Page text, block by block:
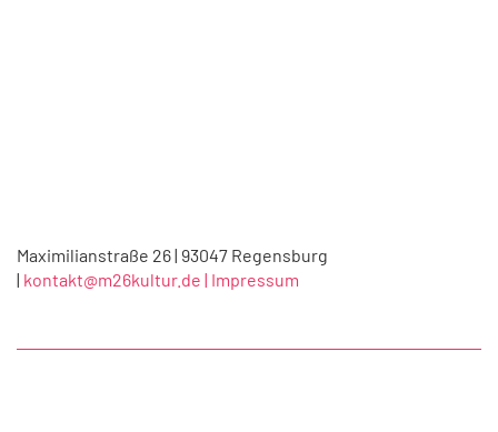
Maximilianstraße 26 | 93047 Regensburg
| kontakt@m26kultur.de | Impressum